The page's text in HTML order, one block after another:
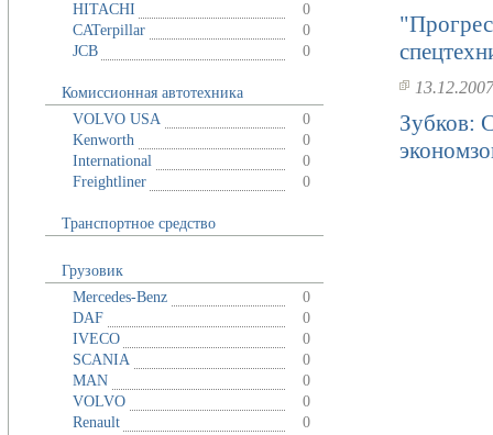
HITACHI
0
CATerpillar
0
JCB
0
Комиссионная автотехника
VOLVO USA
0
Kenworth
0
International
0
Freightliner
0
Транспортное средство
Грузовик
Mercedes-Benz
0
DAF
0
IVECO
0
SCANIA
0
MAN
0
VOLVO
0
Renault
0
13.12.2007
Зубков: